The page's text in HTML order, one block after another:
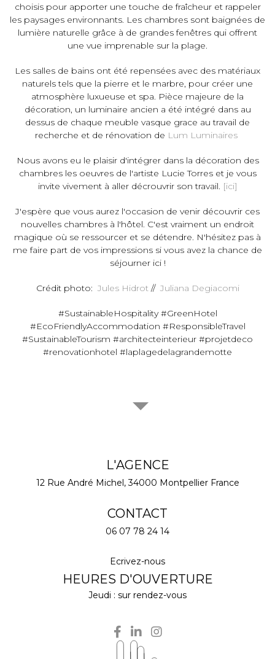
choisis pour apporter une touche de fraîcheur et rappeler
les paysages environnants. Les chambres sont baignées de
lumière naturelle grâce à de grandes fenêtres qui offrent
une vue imprenable sur la plage.
Les salles de bains ont été repensées avec des matériaux
naturels tels que la pierre et le marbre, pour créer une
atmosphère luxueuse et spa. Pièce majeure de la
décoration, un luminaire ancien a été intégré dans au
dessus de chaque meuble vasque grace au travail de
recherche et de rénovation de Lum Luminaires
Nous avons eu le plaisir d'intégrer dans la décoration des
chambres les oeuvres de l'artiste Lucie Torres et je vous
invite vivement à aller décrouvrir son travail. [ici]
J'espère que vous aurez l'occasion de venir découvrir ces
nouvelles chambres à l'hôtel. C'est vraiment un endroit
magique où se ressourcer et se détendre. N'hésitez pas à
me faire part de vos impressions si vous avez la chance de
séjourner ici !
Crédit photo: Jules Hidrot// Juliana Degiacomi
#SustainableHospitality #GreenHotel
#EcoFriendlyAccommodation #ResponsibleTravel
#SustainableTourism #architecteinterieur #projetdeco
#renovationhotel #laplagedelagrandemotte
L'AGENCE
12 Rue André Michel, 34000 Montpellier France
CONTACT
06 07 78 24 14
Ecrivez-nous
HEURES D'OUVERTURE
Jeudi : sur rendez-vous